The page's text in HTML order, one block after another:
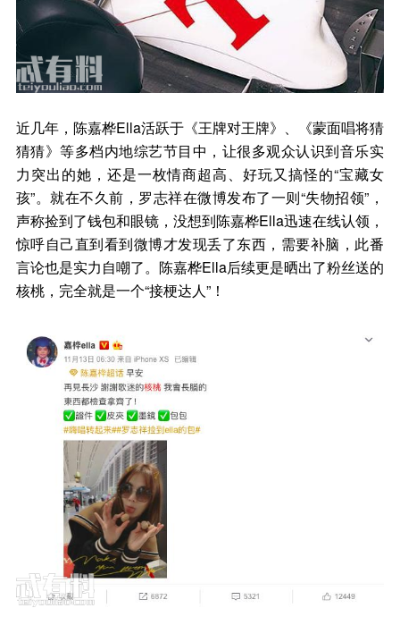
近几年，陈嘉桦Ella活跃于《王牌对王牌》、《蒙面唱将猜
猜猜》等多档内地综艺节目中，让很多观众认识到音乐实
力突出的她，还是一枚情商超高、好玩又搞怪的“宝藏女
孩”。就在不久前，罗志祥在微博发布了一则“失物招领”，
声称捡到了钱包和眼镜，没想到陈嘉桦Ella迅速在线认领，
惊呼自己直到看到微博才发现丢了东西，需要补脑，此番
言论也是实力自嘲了。陈嘉桦Ella后续更是晒出了粉丝送的
核桃，完全就是一个“接梗达人”！